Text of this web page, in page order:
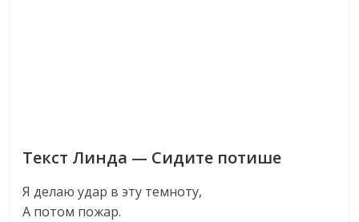
Текст Линда — Сидите потише
Я делаю удар в эту темноту,
А потом пожар.